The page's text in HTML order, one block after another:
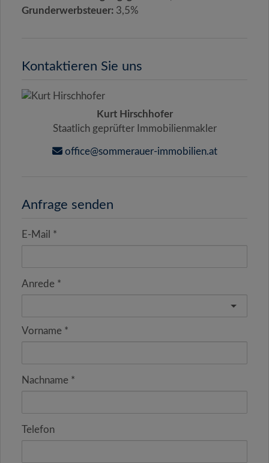
Grunderwerbsteuer: 3,5%
Kontaktieren Sie uns
Kurt Hirschhofer
Staatlich geprüfter Immobilienmakler
office@sommerauer-immobilien.at
Anfrage senden
E-Mail
Anrede
Vorname
Nachname
Telefon